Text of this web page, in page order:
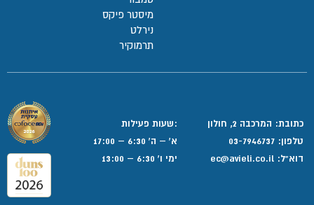
מיסטר פיקס
נירלט
תרמוקיר
כתובת: המרכבה 2, חולון
טלפון: 03-7946737
דוא”ל:
:שעות פעילות
א' – ה' 6:30 – 17:00
ימי ו' 6:30 – 13:00